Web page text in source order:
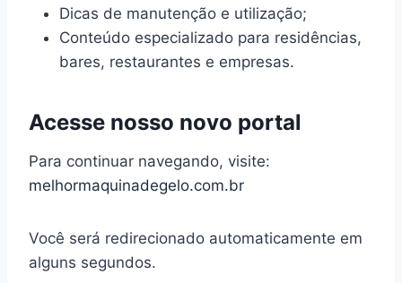
Dicas de manutenção e utilização;
Conteúdo especializado para residências,
bares, restaurantes e empresas.
Acesse nosso novo portal
Para continuar navegando, visite:
melhormaquinadegelo.com.br
Você será redirecionado automaticamente em
alguns segundos.